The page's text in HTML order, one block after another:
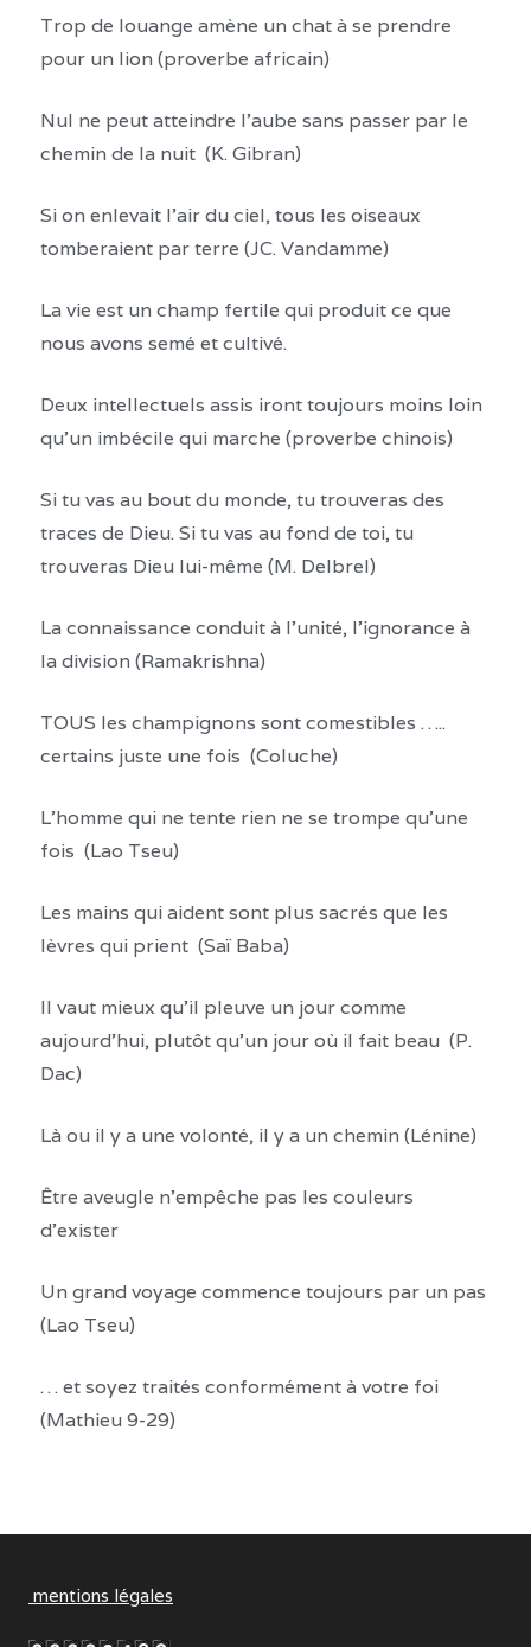
Trop de louange amène un chat à se prendre
pour un lion (proverbe africain)
Nul ne peut atteindre l’aube sans passer par le
chemin de la nuit (K. Gibran)
Si on enlevait l’air du ciel, tous les oiseaux
tomberaient par terre (JC. Vandamme)
La vie est un champ fertile qui produit ce que
nous avons semé et cultivé.
Deux intellectuels assis iront toujours moins loin
qu’un imbécile qui marche (proverbe chinois)
Si tu vas au bout du monde, tu trouveras des
traces de Dieu. Si tu vas au fond de toi, tu
trouveras Dieu lui-même (M. Delbrel)
La connaissance conduit à l’unité, l’ignorance à
la division (Ramakrishna)
TOUS les champignons sont comestibles …..
certains juste une fois (Coluche)
L’homme qui ne tente rien ne se trompe qu’une
fois (Lao Tseu)
Les mains qui aident sont plus sacrés que les
lèvres qui prient (Saï Baba)
Il vaut mieux qu’il pleuve un jour comme
aujourd’hui, plutôt qu’un jour où il fait beau (P.
Dac)
Là ou il y a une volonté, il y a un chemin (Lénine)
Être aveugle n’empêche pas les couleurs
d’exister
Un grand voyage commence toujours par un pas
(Lao Tseu)
… et soyez traités conformément à votre foi
(Mathieu 9-29)
mentions légales